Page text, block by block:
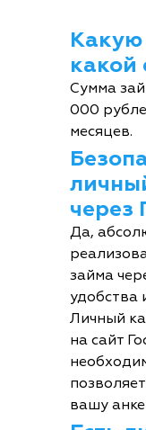
Какую
какой
Сумма
000
месяцев.
через
Да,
займа
удобства
Личный
на сайт
вашу